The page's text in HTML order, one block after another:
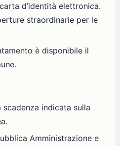
d’identità elettronica.
straordinarie per le
è disponibile il
scadenza indicata sulla
Amministrazione e